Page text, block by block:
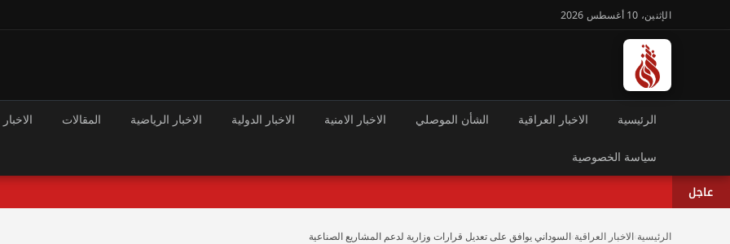
الإثنين، 10 أغسطس 2026
الرئيسية الاخبار العراقية الشأن الموصلي الاخبار الامنية الاخبار الدولية الاخبار الرياضية المقالات
سياسة الخصوصية
عاجل
الرئيسية الاخبار العراقية السوداني يوافق على تعديل قرارات وزارية لدعم المشاريع الصناعية